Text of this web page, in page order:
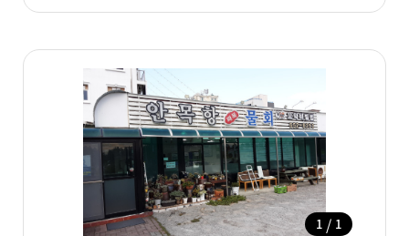
1 / 1